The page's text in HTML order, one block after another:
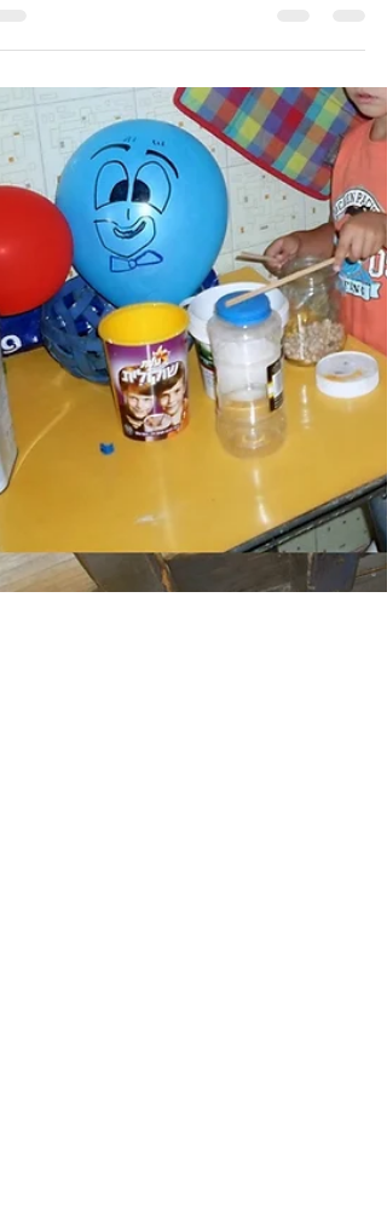
15 באוג׳ 2018
הורים בחופש #2: לוותר על
רגשות האשם
פוסט שני בסדרת הראיונות "הורים בחופש". והפעם
ראיון עם עטרה הרמן, פסיכולגית קלינית, על
התמודדויות של הורים וילדים בחופש הגדול.